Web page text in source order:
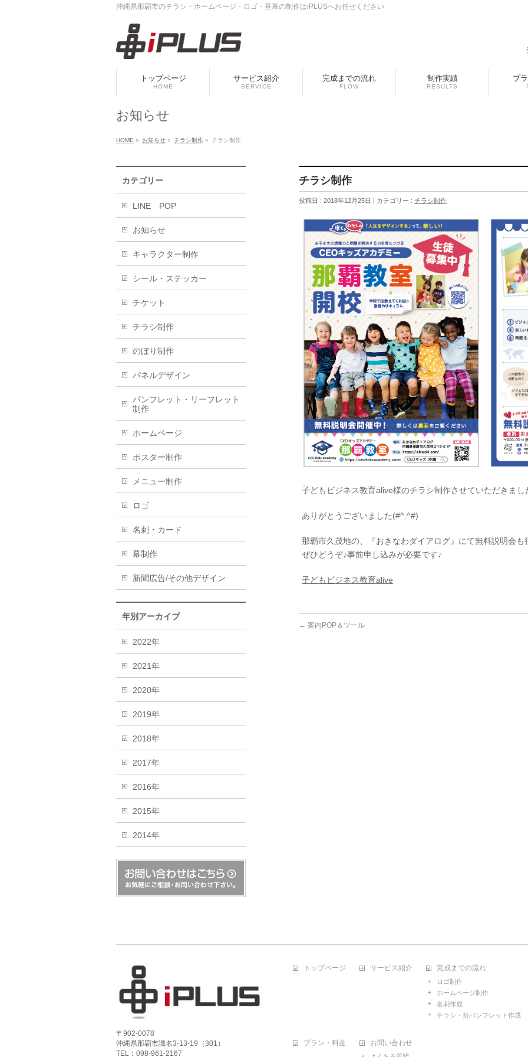
沖縄県那覇市のチラシ・ホームページ・ロゴ・垂幕の制作はiPLUSへお任せください
トップページ
HOME
サービス紹介
SERVICE
完成までの流れ
FLOW
制作実績
RESULTS
プ
お知らせ
HOME » お知らせ » チラシ制作 » チラシ制作
チラシ制作
投稿日 : 2018年12月25日 カテゴリー : チラシ制作
子どもビジネス教育alive様のチラシ制作させていただきまし
ありがとうございました(#^.^#)
那覇市久茂地の、『おきなわダイアログ』にて無料説明会
ぜひどうぞ♪事前申し込みが必要です♪
子どもビジネス教育alive
← 案内POP＆ツール
カテゴリー
LINE POP
お知らせ
キャラクター制作
シール・ステッカー
チケット
チラシ制作
のぼり制作
パネルデザイン
パンフレット・リーフレット
制作
ホームページ
ポスター制作
メニュー制作
ロゴ
名刺・カード
幕制作
新聞広告/その他デザイン
年別アーカイブ
2022年
2021年
2020年
2019年
2018年
2017年
2016年
2015年
2014年
〒902-0078
沖縄県那覇市識名3-13-19（301）
TEL：098-961-2167
トップページ サービス紹介 完成までの流れ
ロゴ制作
ホームページ制作
名刺作成
チラシ・折パンフレット作成
プラン・料金 お問い合わせ